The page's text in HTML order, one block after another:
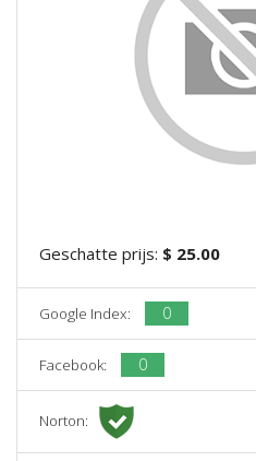
Geschatte prijs: $ 25.00
Google Index: 0
Facebook: 0
Norton: